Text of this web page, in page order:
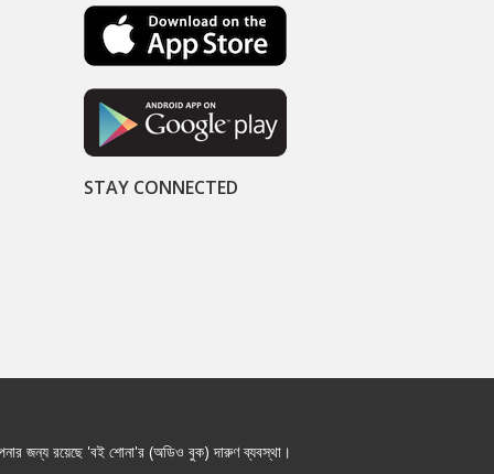
STAY CONNECTED
জন্য রয়েছে 'বই শোনা'র (অডিও বুক) দারুণ ব্যবস্থা।